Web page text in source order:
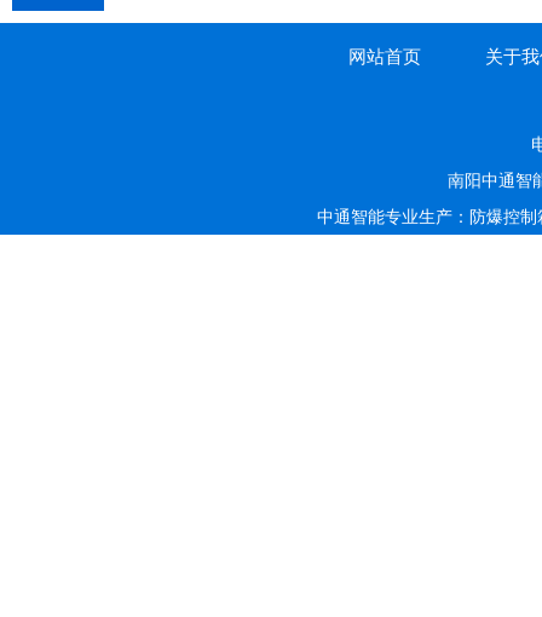
网站首页 关于
南阳中通智
中通智能专业生产：防爆控